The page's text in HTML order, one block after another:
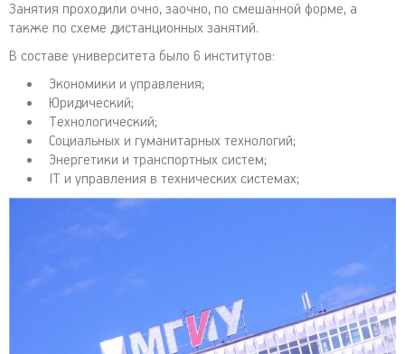
Занятия проходили очно, заочно, по смешанной форме, а
также по схеме дистанционных занятий.
В составе университета было 6 институтов:
Экономики и управления;
Юридический;
Технологический;
Социальных и гуманитарных технологий;
Энергетики и транспортных систем;
IT и управления в технических системах;